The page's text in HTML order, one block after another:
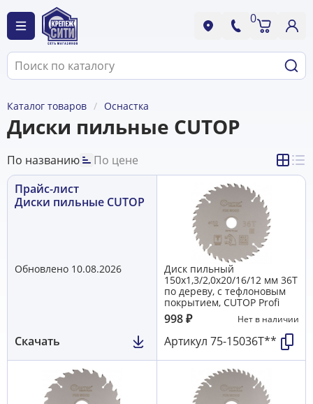
0
Каталог товаров Оснастка
Диски пильные CUTOP
По названию
По цене
Прайс-лист
Диски пильные CUTOP
Обновлено 10.08.2026
Скачать
Диск пильный
150х1,3/2,0х20/16/12 мм 36Т
по дереву, с тефлоновым
покрытием, CUTOP Profi
998₽ Нет в наличии
Артикул 75-15036Т**